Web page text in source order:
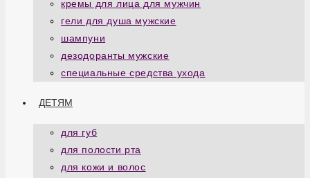
кремы для лица для мужчин
гели для душа мужские
шампуни
дезодоранты мужские
специальные средства ухода
ДЕТЯМ
для губ
для полости рта
для кожи и волос